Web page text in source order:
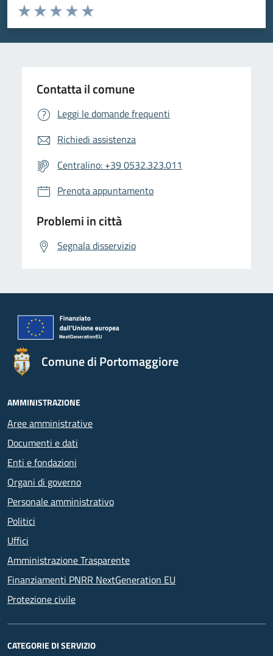
Valuta da 1 a 5 stelle la pagina
Valuta 5 stelle su 5
Valuta 4 stelle su 5
Valuta 3 stelle su 5
Valuta 2 stelle su 5
Valuta 1 stelle su 5
Contatta il comune
Leggi le domande frequenti
Richiedi assistenza
Centralino: +39 0532.323.011
Prenota appuntamento
Problemi in città
Segnala disservizio
Comune di Portomaggiore
AMMINISTRAZIONE
Aree amministrative
Documenti e dati
Enti e fondazioni
Organi di governo
Personale amministrativo
Politici
Uffici
Amministrazione Trasparente
Finanziamenti PNRR NextGeneration EU
Protezione civile
CATEGORIE DI SERVIZIO